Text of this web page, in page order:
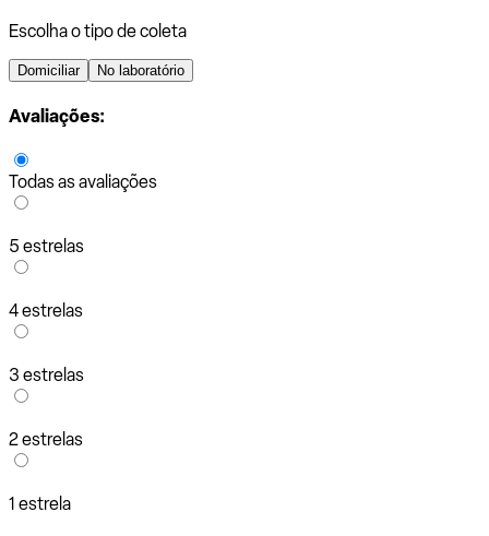
Escolha o tipo de coleta
Domiciliar No laboratório
Avaliações:
Todas as avaliações
5 estrelas
4 estrelas
3 estrelas
2 estrelas
1 estrela